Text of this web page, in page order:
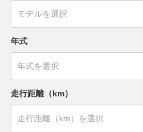
年式
走行距離（km）